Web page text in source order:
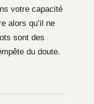
votre capacité
alors qu’il ne
sont des
du doute.